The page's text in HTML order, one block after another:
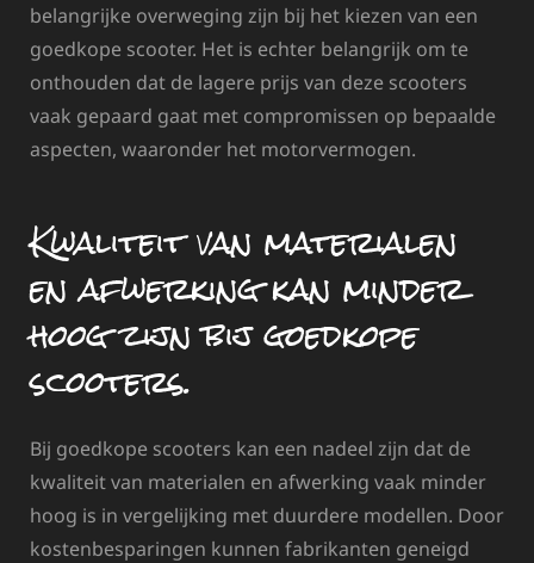
belangrijke overweging zijn bij het kiezen van een
goedkope scooter. Het is echter belangrijk om te
onthouden dat de lagere prijs van deze scooters
vaak gepaard gaat met compromissen op bepaalde
aspecten, waaronder het motorvermogen.
Kwaliteit van materialen
en afwerking kan minder
hoog zijn bij goedkope
scooters.
Bij goedkope scooters kan een nadeel zijn dat de
kwaliteit van materialen en afwerking vaak minder
hoog is in vergelijking met duurdere modellen. Door
kostenbesparingen kunnen fabrikanten geneigd